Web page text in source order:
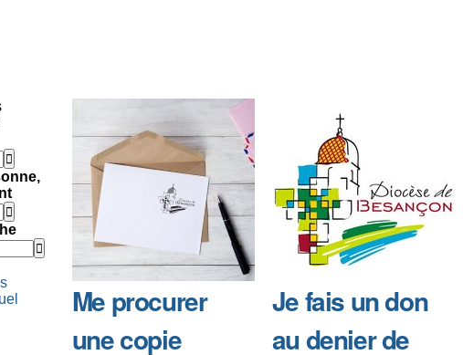
Me procurer
une copie
Je fais un don
au denier de